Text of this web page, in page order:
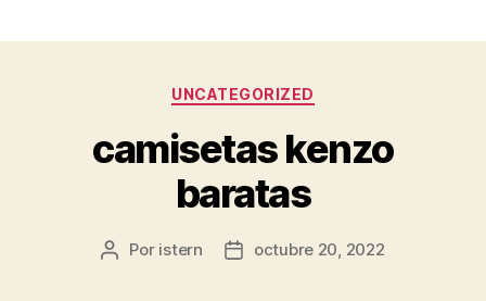
Categorías
UNCATEGORIZED
camisetas kenzo
baratas
Autor
Por istern
Fechaoctubre 20, 2022